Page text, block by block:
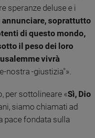
speranze deluse e i
annunciare, soprattutto
di questo mondo,
il peso dei loro
vivrà
nostra -giustizia"».
per sottolineare «Sì, Dio
siamo chiamati ad
pace fondata sulla